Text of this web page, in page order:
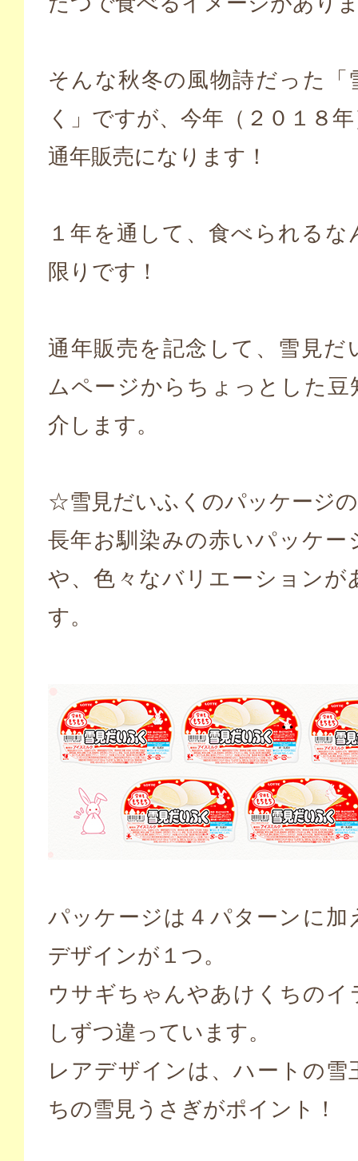
そんな秋冬の風物詩だった「
く」ですが、今年（２０１８
通年販売になります！
１年を通して、食べられるな
限りです！
通年販売を記念して、雪見だ
ムページからちょっとした豆
介します。
☆雪見だいふくのパッケージ
長年お馴染みの赤いパッケー
や、色々なバリエーションが
す。
パッケージは４パターンに加
デザインが１つ。
ウサギちゃんやあけくちのイ
しずつ違っています。
レアデザインは、ハートの雪
ちの雪見うさぎがポイント！